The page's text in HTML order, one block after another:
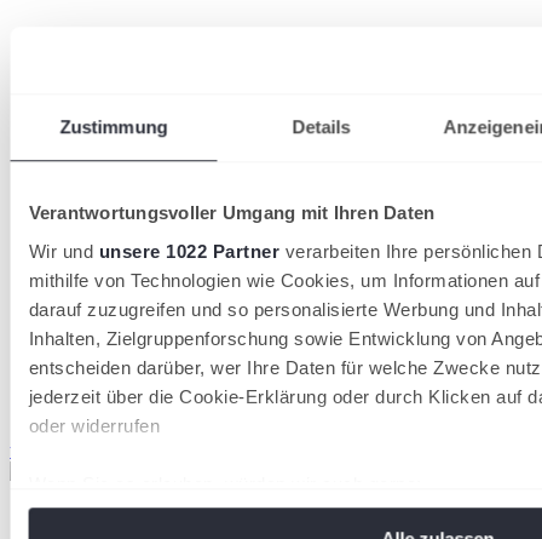
Zustimmung Details
Verantwortungsvoller Umgang mit Ihren Daten
Wir und unsere 1022 Partnerverarbeiten Ihre persönlichen
mithilfe von Technologien wie Cookies, um Informationen
darauf zuzugreifen und so personalisierte Werbung und
Inhalten, Zielgruppenforschung sowie Entwicklung von
entscheiden darüber, wer Ihre Daten für welche Zwecke
jederzeit über die Cookie-Erklärung oder durch Klicken auf
oder widerrufen
wird in einer neuen Registerkarte geöffnet